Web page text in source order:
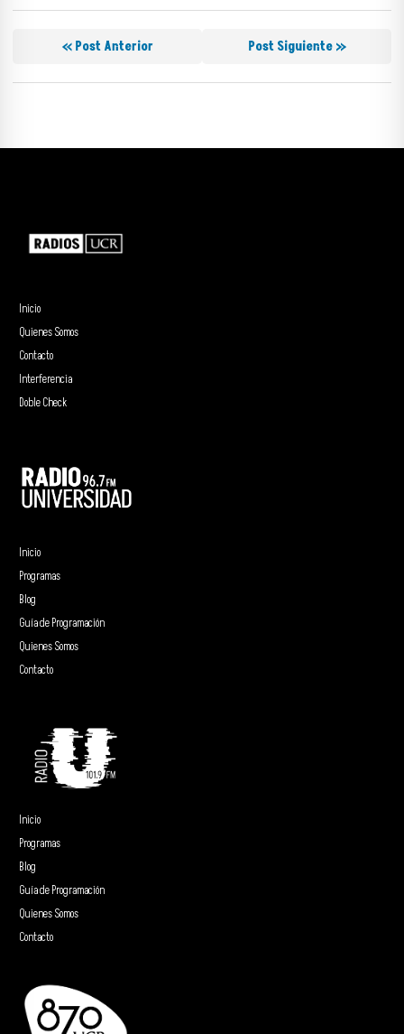
« Post Anterior Post Siguiente »
Inicio
Quienes Somos
Contacto
Interferencia
Doble Check
Inicio
Programas
Blog
Guía de Programación
Quienes Somos
Contacto
Inicio
Programas
Blog
Guía de Programación
Quienes Somos
Contacto